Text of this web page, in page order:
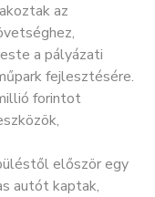
az
a pályázati
fejlesztésére.
forintot
először egy
autót kaptak,